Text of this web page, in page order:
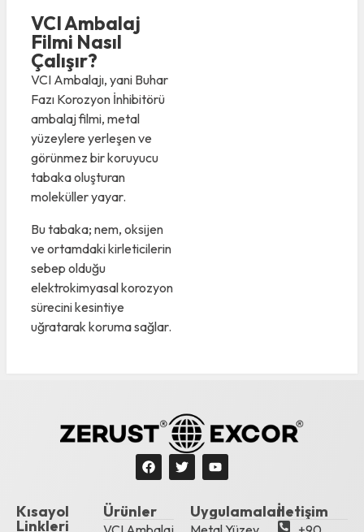
VCI Ambalaj
Filmi Nasıl
Çalışır?
VCI Ambalajı, yani Buhar
Fazı Korozyon İnhibitörü
ambalaj filmi, metal
yüzeylere yerleşen ve
görünmez bir koruyucu
tabaka oluşturan
moleküller yayar.
Bu tabaka; nem, oksijen
ve ortamdaki kirleticilerin
sebep olduğu
elektrokimyasal korozyon
sürecini kesintiye
uğratarak koruma sağlar.
Kısayol
Linkleri
Ürünler Uygulamalarİletişim